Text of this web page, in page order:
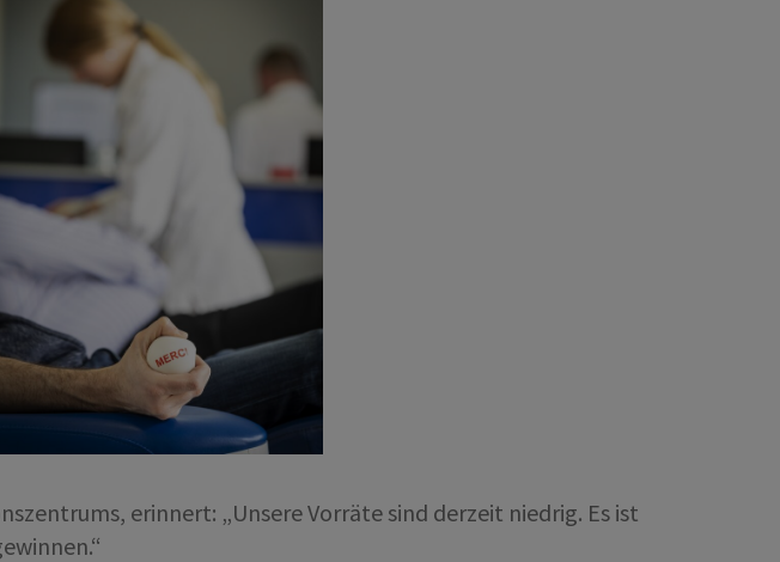
erinnert: „Unsere Vorräte sind derzeit niedrig. Es ist